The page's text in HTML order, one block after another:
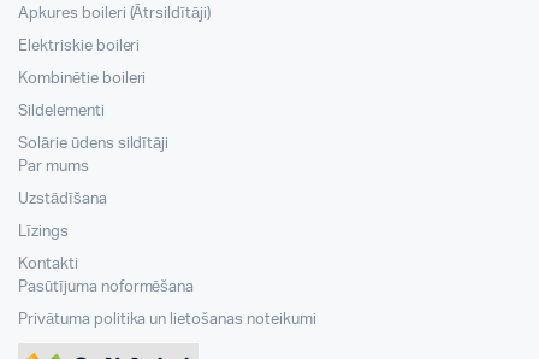
Apkures boileri (Ātrsildītāji)
Elektriskie boileri
Kombinētie boileri
Sildelementi
Solārie ūdens sildītāji
Par mums
Uzstādīšana
Līzings
Kontakti
Pasūtījuma noformēšana
Privātuma politika un lietošanas noteikumi